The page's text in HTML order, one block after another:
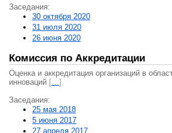
Заседания:
30 октября 2020
31 июля 2020
26 июня 2020
Комиссия по Аккредитации
Оценка и аккредитация организаций в
инноваций […]
Заседания:
25 мая 2018
5 июня 2017
27 апреля 2017